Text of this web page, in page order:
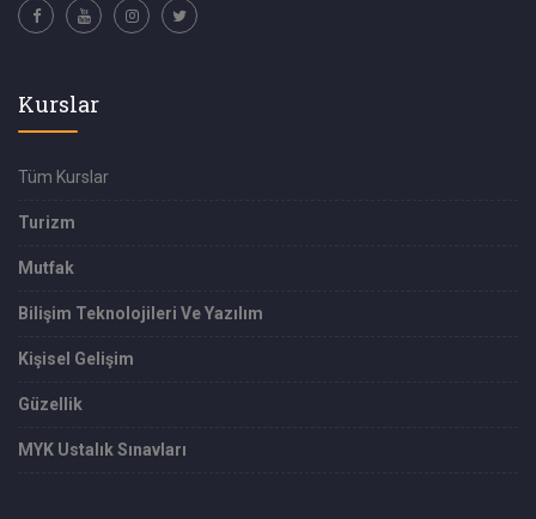
Kurslar
Tüm Kurslar
Turizm
Mutfak
Bilişim Teknolojileri Ve Yazılım
Kişisel Gelişim
Güzellik
MYK Ustalık Sınavları